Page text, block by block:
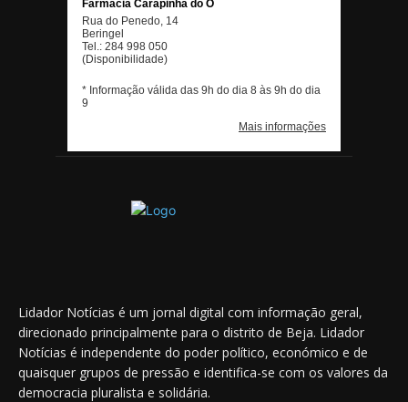
Lidador Notícias é um jornal digital com informação geral,
direcionado principalmente para o distrito de Beja. Lidador
Notícias é independente do poder político, económico e de
quaisquer grupos de pressão e identifica-se com os valores da
democracia pluralista e solidária.